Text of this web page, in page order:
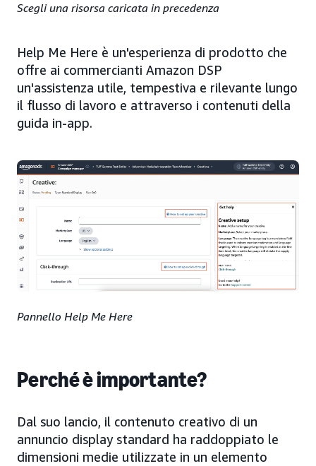
Scegli una risorsa caricata in precedenza
Help Me Here è un'esperienza di prodotto che
offre ai commercianti Amazon DSP
un'assistenza utile, tempestiva e rilevante lungo
il flusso di lavoro e attraverso i contenuti della
guida in-app.
Pannello Help Me Here
Perché è importante?
Dal suo lancio, il contenuto creativo di un
annuncio display standard ha raddoppiato le
dimensioni medie utilizzate in un elemento